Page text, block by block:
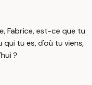
Fabrice, est-ce que tu
tu es, d'où tu viens,
?